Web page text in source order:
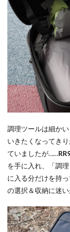
調理ツールは細か
いきたくなってき
ていましたが……
を手に入れ、「調
に入る分だけを持
の選択＆収納に迷